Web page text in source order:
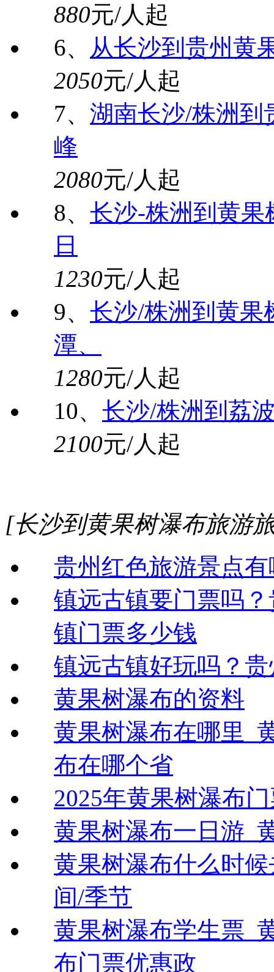
880元/人起
6、 从长沙到贵州黄
2050元/人起
7、 湖南长沙/株洲到
峰
2080元/人起
8、 长沙-株洲到黄果
日
1230元/人起
9、 长沙/株洲到黄果
潭、
1280元/人起
10、 长沙/株洲到荔
2100元/人起
[长沙到黄果树瀑布旅游
贵州红色旅游景点
镇远古镇要门票吗
镇门票多少钱
镇远古镇好玩吗？
黄果树瀑布的资料
黄果树瀑布在哪里_
布在哪个省
2025年黄果树瀑布
黄果树瀑布一日游_
黄果树瀑布什么时
间/季节
黄果树瀑布学生票_
布门票优惠政